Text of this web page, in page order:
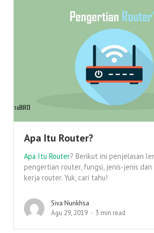
Apa Itu Router?
Apa Itu Router? Berikut ini penjelasan
pengertian router, fungsi, jenis-jenis dan
kerja router. Yuk, cari tahu!
Siva Nurikhsa
Agu 29, 2019
3 min read